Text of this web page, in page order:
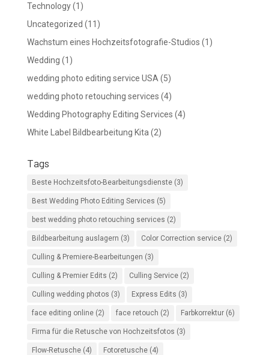
Technology(1)
Uncategorized (11)
Wachstum eines Hochzeitsfotografie-Studios (1)
Wedding (1)
wedding photo editing service USA (5)
wedding photo retouching services (4)
Wedding Photography Editing Services (4)
White Label Bildbearbeitung Kita (2)
Tags
Beste Hochzeitsfoto-Bearbeitungsdienste(3)
Best Wedding Photo Editing Services (5)
best wedding photo retouching services (2)
Bildbearbeitung auslagern (3) Color Correction service(2)
Culling & Premiere-Bearbeitungen (3)
Culling & Premier Edits (2) Culling Service(2)
Culling wedding photos (3) Express Edits (3)
face editing online(2) face retouch (2) Farbkorrektur(6)
Firma für die Retusche von Hochzeitsfotos (3)
Flow-Retusche(4) Fotoretusche(4)